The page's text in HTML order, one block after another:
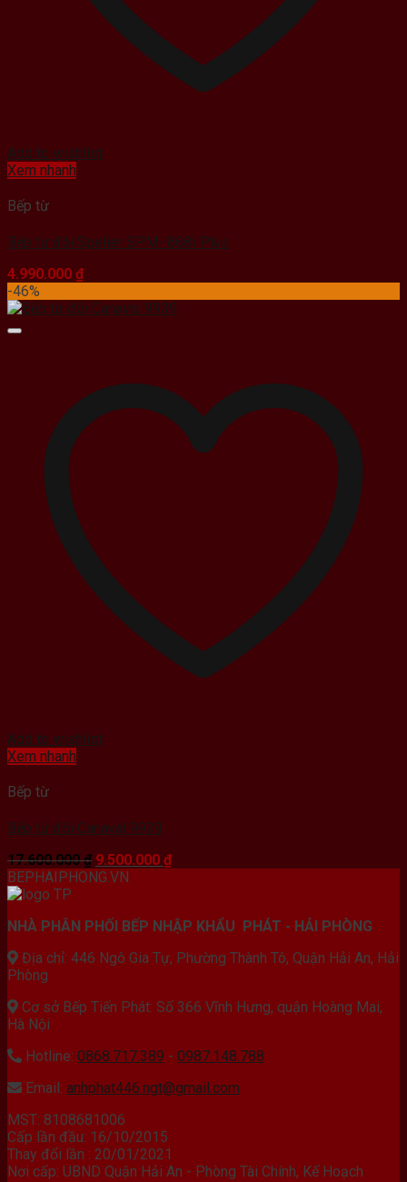
Add to wishlist
Xem nhanh
Bếp từ
Bếp từ đôi Spelier SPM- 868I Plus
4.990.000 ₫
-46%
Add to wishlist
Xem nhanh
Bếp từ
Bếp từ đôi Canaval 9939
17.600.000₫ Giá
gốc
9.500.000 ₫Giá
9.500.000 ₫.
BEPHAIPHONG.VN
NHÀ PHÂN PHỐI BẾP NHẬP KHẨU PHÁT - HẢI PHÒNG
Địa chỉ: 446 Ngô Gia Tự, Phường Thành Tô, Quận Hải An, Hải
Phòng
Cơ sở Bếp Tiến Phát: Số 366 Vĩnh Hưng, quận Hoàng Mai,
Hà Nội
Hotline: 0868.717.389 - 0987.148.788
Email: anhphat446.ngt@gmail.com
MST: 8108681006
Cấp lần đầu: 16/10/2015
Thay đổi lần : 20/01/2021
Nơi cấp: UBND Quận Hải An - Phòng Tài Chính, Kế Hoạch